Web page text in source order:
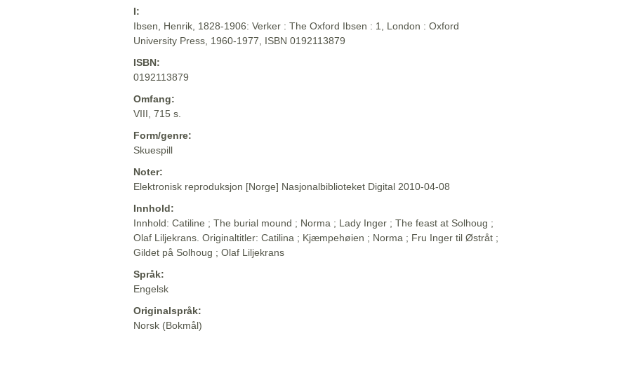
I:
Ibsen, Henrik, 1828-1906: Verker : The Oxford Ibsen : 1, London : Oxford
University Press, 1960-1977, ISBN 0192113879
ISBN:
0192113879
Omfang:
VIII, 715 s.
Form/genre:
Skuespill
Noter:
Elektronisk reproduksjon [Norge] Nasjonalbiblioteket Digital 2010-04-08
Innhold:
Innhold: Catiline ; The burial mound ; Norma ; Lady Inger ; The feast at Solhoug ;
Olaf Liljekrans. Originaltitler: Catilina ; Kjæmpehøien ; Norma ; Fru Inger til Østråt ;
Gildet på Solhoug ; Olaf Liljekrans
Språk:
Engelsk
Originalspråk:
Norsk (Bokmål)